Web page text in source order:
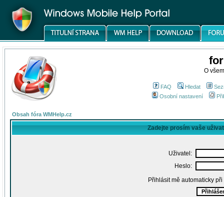
O
FAQ Hledat
Osobní nastavení
Obsah fóra WMHelp.cz
Zadejte prosím vaše
Uživatel:
Heslo:
Přihlásit mě automaticky